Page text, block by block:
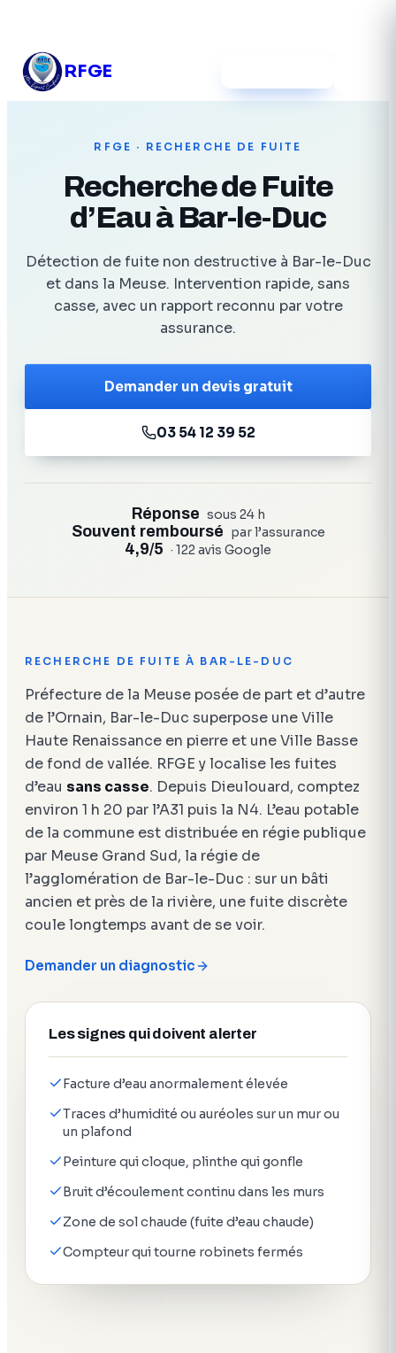
RFGE
RFGE · RECHERCHE DE FUITE
Recherche de Fuite
d’Eau à Bar-le-Duc
Détection de fuite non destructive à Bar-le-Duc
et dans la Meuse. Intervention rapide, sans
casse, avec un rapport reconnu par votre
assurance.
Demander un devis gratuit
03 54 12 39 52
Réponse sous 24 h
Souvent remboursé par l’assurance
4,9/5 · 122 avis Google
RECHERCHE DE FUITE À BAR-LE-DUC
Préfecture de la Meuse posée de part et d’autre
de l’Ornain, Bar-le-Duc superpose une Ville
Haute Renaissance en pierre et une Ville Basse
de fond de vallée. RFGE y localise les fuites
d’eau sans casse. Depuis Dieulouard, comptez
environ 1 h 20 par l’A31 puis la N4. L’eau potable
de la commune est distribuée en régie publique
par Meuse Grand Sud, la régie de
l’agglomération de Bar-le-Duc : sur un bâti
ancien et près de la rivière, une fuite discrète
coule longtemps avant de se voir.
Demander un diagnostic
Les signes qui doivent alerter
Facture d’eau anormalement élevée
Traces d’humidité ou auréoles sur un mur ou
un plafond
Peinture qui cloque, plinthe qui gonfle
Bruit d’écoulement continu dans les murs
Zone de sol chaude (fuite d’eau chaude)
Compteur qui tourne robinets fermés